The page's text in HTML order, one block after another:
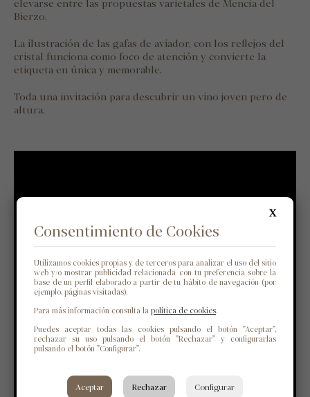
elevarse entre las propuestas varietales de Mencía del
Bierzo.
La ilustración de las gafas de aviador, con los reflejos del
cristal funciona como foco de atención y convierte la
etiqueta en única y memorable.
Toda una invitación para descubrir un vino joven pero de
altura.
X
Consentimiento de Cookies
Utilizamos cookies propias y de terceros para analizar el uso del sitio
web y/o mostrar publicidad relacionada con tu preferencia sobre la
base de un perfil elaborado a partir de tu hábito de navegación (por
ejemplo, páginas visitadas).
Para más información consulta la política de cookies.
Puedes aceptar todas las cookies pulsando el botón "Aceptar",
rechazar su uso pulsando el botón "Rechazar" y configurarlas
pulsando el botón "Configurar".
Aceptar Rechazar Configurar